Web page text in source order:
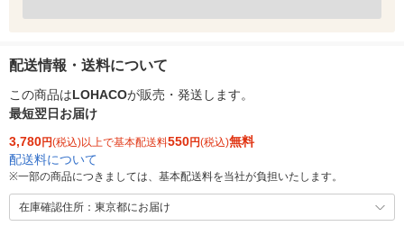
配送情報・送料について
この商品はLOHACOが販売・発送します。
最短翌日お届け
3,780円(税込)以上で基本配送料550円(税込)無料
配送料について
※一部の商品につきましては、基本配送料を当社が負担いたします。
在庫確認住所：東京都にお届け